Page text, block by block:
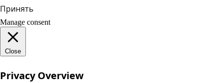
Принять
Manage consent
Close
Privacy Overview